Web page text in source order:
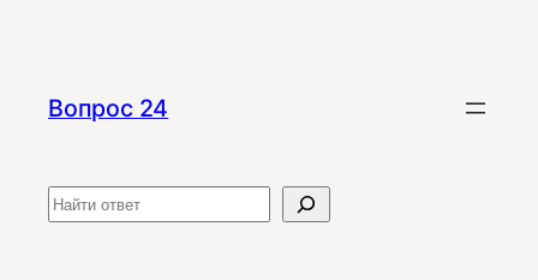
содержимому
Вопрос 24
Поиск